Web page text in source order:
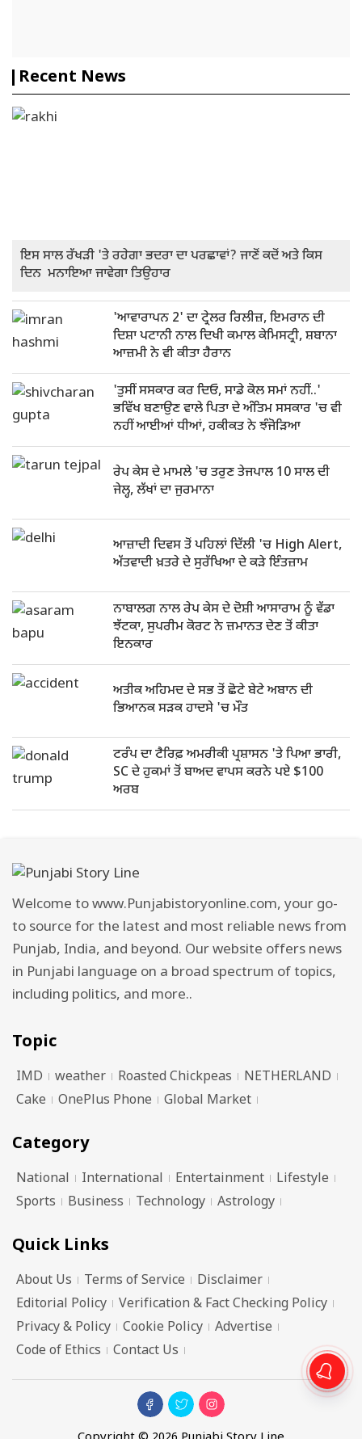
Recent News
ਇਸ ਸਾਲ ਰੱਖੜੀ 'ਤੇ ਰਹੇਗਾ ਭਦਰਾ ਦਾ ਪਰਛਾਵਾਂ? ਜਾਣੋਂ ਕਦੋਂ ਅਤੇ ਕਿਸ
ਦਿਨ ਮਨਾਇਆ ਜਾਵੇਗਾ ਤਿਉਹਾਰ
'ਆਵਾਰਾਪਨ 2' ਦਾ ਟ੍ਰੇਲਰ ਰਿਲੀਜ਼, ਇਮਰਾਨ ਦੀ
ਦਿਸ਼ਾ ਪਟਾਨੀ ਨਾਲ ਦਿਖੀ ਕਮਾਲ ਕੇਮਿਸਟ੍ਰੀ, ਸ਼ਬਾਨਾ
ਆਜ਼ਮੀ ਨੇ ਵੀ ਕੀਤਾ ਹੈਰਾਨ
'ਤੁਸੀਂ ਸਸਕਾਰ ਕਰ ਦਿਓ, ਸਾਡੇ ਕੋਲ ਸਮਾਂ ਨਹੀਂ..'
ਭਵਿੱਖ ਬਣਾਉਣ ਵਾਲੇ ਪਿਤਾ ਦੇ ਅੰਤਿਮ ਸਸਕਾਰ 'ਚ ਵੀ
ਨਹੀਂ ਆਈਆਂ ਧੀਆਂ, ਹਕੀਕਤ ਨੇ ਝੰਜੋੜਿਆ
ਰੇਪ ਕੇਸ ਦੇ ਮਾਮਲੇ 'ਚ ਤਰੁਣ ਤੇਜਪਾਲ 10 ਸਾਲ ਦੀ
ਜੇਲ੍ਹ, ਲੱਖਾਂ ਦਾ ਜੁਰਮਾਨਾ
ਆਜ਼ਾਦੀ ਦਿਵਸ ਤੋਂ ਪਹਿਲਾਂ ਦਿੱਲੀ 'ਚ High Alert,
ਅੱਤਵਾਦੀ ਖ਼ਤਰੇ ਦੇ ਸੁਰੱਖਿਆ ਦੇ ਕੜੇ ਇੰਤਜ਼ਾਮ
ਨਾਬਾਲਗ ਨਾਲ ਰੇਪ ਕੇਸ ਦੇ ਦੋਸ਼ੀ ਆਸਾਰਾਮ ਨੂੰ ਵੱਡਾ
ਝੱਟਕਾ, ਸੁਪਰੀਮ ਕੋਰਟ ਨੇ ਜ਼ਮਾਨਤ ਦੇਣ ਤੋਂ ਕੀਤਾ
ਇਨਕਾਰ
ਅਤੀਕ ਅਹਿਮਦ ਦੇ ਸਭ ਤੋਂ ਛੋਟੇ ਬੇਟੇ ਅਬਾਨ ਦੀ
ਭਿਆਨਕ ਸੜਕ ਹਾਦਸੇ 'ਚ ਮੌਤ
ਟਰੰਪ ਦਾ ਟੈਰਿਫ਼ ਅਮਰੀਕੀ ਪ੍ਰਸ਼ਾਸਨ 'ਤੇ ਪਿਆ ਭਾਰੀ,
SC ਦੇ ਹੁਕਮਾਂ ਤੋਂ ਬਾਅਦ ਵਾਪਸ ਕਰਨੇ ਪਏ $100
ਅਰਬ
Welcome to www.Punjabistoryonline.com, your go-
to source for the latest and most reliable news from
Punjab, India, and beyond. Our website offers news
in Punjabi language on a broad spectrum of topics,
including politics, and more..
Topic
IMD weather Roasted Chickpeas
NETHERLAND
Cake
OnePlus Phone Global Market
Category
National International Entertainment
Lifestyle
Sports
Business Technology Astrology
Quick Links
About Us Terms of Service
Disclaimer
Editorial Policy
Verification & Fact Checking Policy
Privacy & Policy
Cookie Policy
Advertise
Code of Ethics
Contact Us